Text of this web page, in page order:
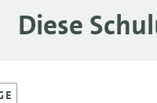
Diese